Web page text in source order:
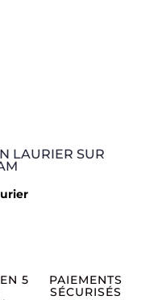
LAURIER SUR
5
PAIEMENTS
SÉCURISÉS